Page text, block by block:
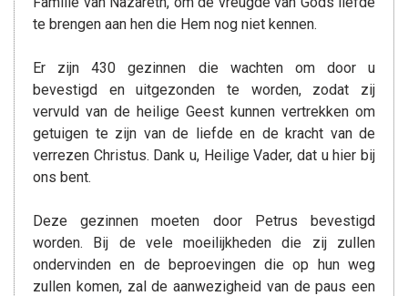
te brengen aan hen die Hem nog niet kennen.
Er zijn 430 gezinnen die wachten om door u
bevestigd en uitgezonden te worden, zodat zij
vervuld van de heilige Geest kunnen vertrekken om
getuigen te zijn van de liefde en de kracht van de
verrezen Christus. Dank u, Heilige Vader, dat u hier bij
ons bent.
Deze gezinnen moeten door Petrus bevestigd
worden. Bij de vele moeilijkheden die zij zullen
ondervinden en de beproevingen die op hun weg
zullen komen, zal de aanwezigheid van de paus een